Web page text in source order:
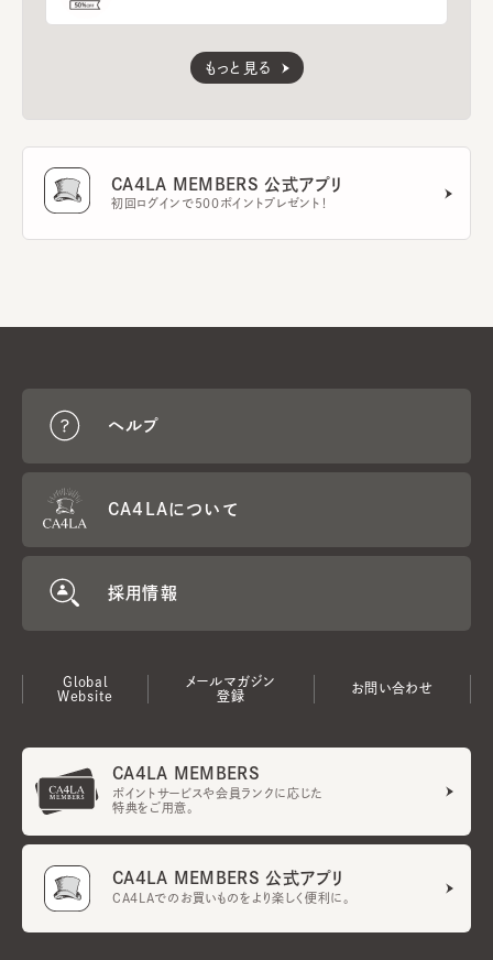
もっと見る
CA4LA MEMBERS 公式アプリ
初回ログインで500ポイントプレゼント！
ヘルプ
CA4LAについて
採用情報
Global
Website
メールマガジン
登録
お問い合わせ
CA4LA MEMBERS
ポイントサービスや会員ランクに応じた
特典をご用意。
CA4LA MEMBERS 公式アプリ
CA4LAでのお買いものをより楽しく便利に。